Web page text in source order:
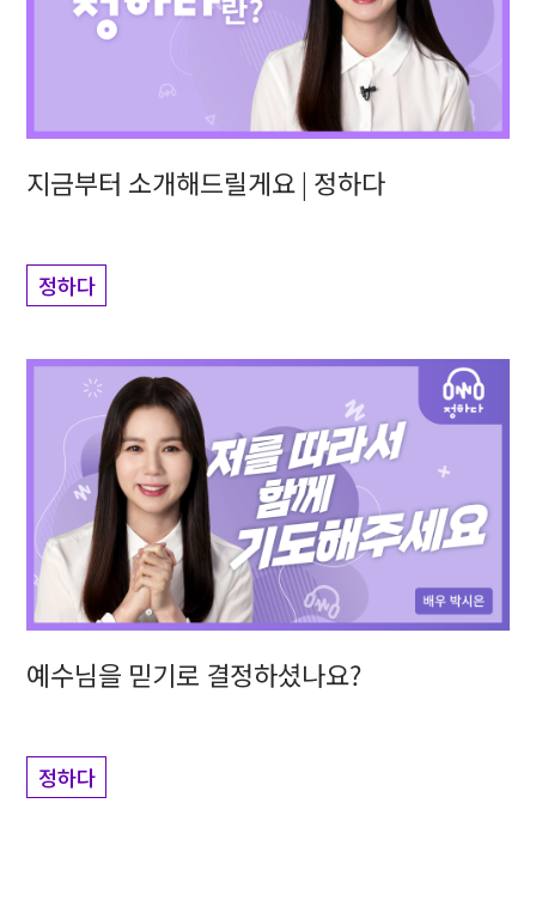
지금부터 소개해드릴게요 | 정하다
정하다
예수님을 믿기로 결정하셨나요?
정하다